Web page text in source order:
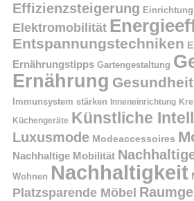
Effizienzsteigerung
Elektromobilität
Entspannungstechniken
Ernährungstipps Gartengestaltung
Ernährung Gesundheit
Immunsystem stärken Inneneinrichtung
Küchengeräte Künstliche
Luxusmode Modeaccessoires
Nachhaltige Mobilität
Wohnen Nachhaltigkeit
Platzsparende Möbel